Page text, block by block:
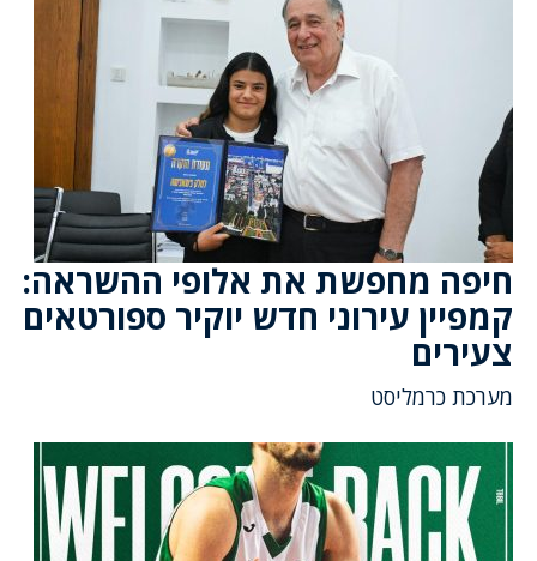
חיפה מחפשת את אלופי ההשראה:
קמפיין עירוני חדש יוקיר ספורטאים
צעירים
מערכת כרמליסט